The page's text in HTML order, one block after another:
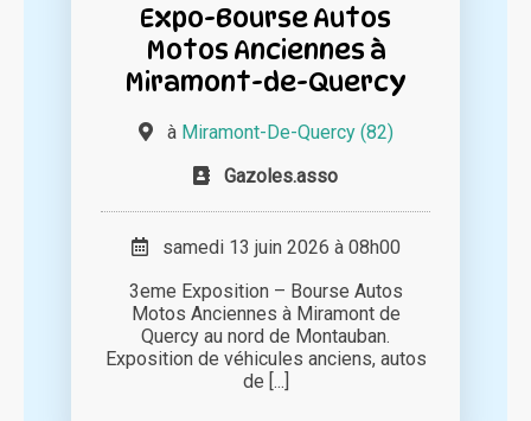
Expo-Bourse Autos
Motos Anciennes à
Miramont-de-Quercy
à Miramont-De-Quercy (82)
Gazoles.asso
samedi 13 juin 2026 à 08h00
3eme Exposition – Bourse Autos
Motos Anciennes à Miramont de
Quercy au nord de Montauban.
Exposition de véhicules anciens, autos
de [...]